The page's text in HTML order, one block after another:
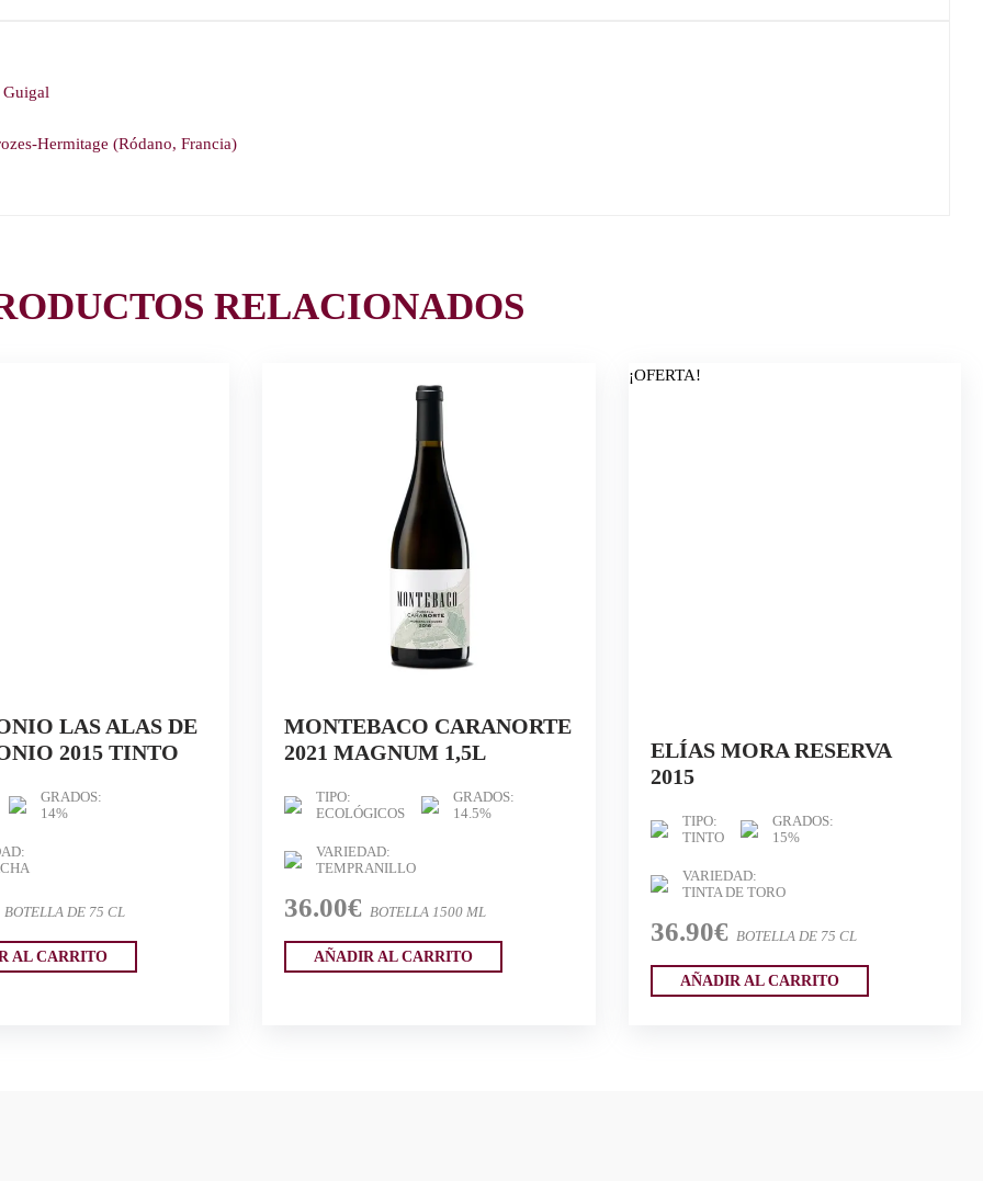
Guigal
Hermitage (Ródano, Francia)
RELACIONADOS
LAS ALAS DE
2015 TINTO
GRADOS:
14%
BOTELLA DE 75 CL
AL CARRITO
MONTEBACO CARANORTE
2021 MAGNUM 1,5L
TIPO:
ECOLÓGICOS
GRADOS:
14.5%
VARIEDAD:
TEMPRANILLO
36.00€ BOTELLA 1500 ML
AÑADIR AL CARRITO
¡OFERTA!
ELÍAS MORA RESERVA
2015
TIPO:
TINTO
GRADOS:
15%
VARIEDAD:
TINTA DE TORO
36.90€ BOTELLA DE 75 CL
AÑADIR AL CARRITO